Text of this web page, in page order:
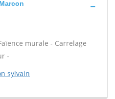
murale - Carrelage
-
sylvain